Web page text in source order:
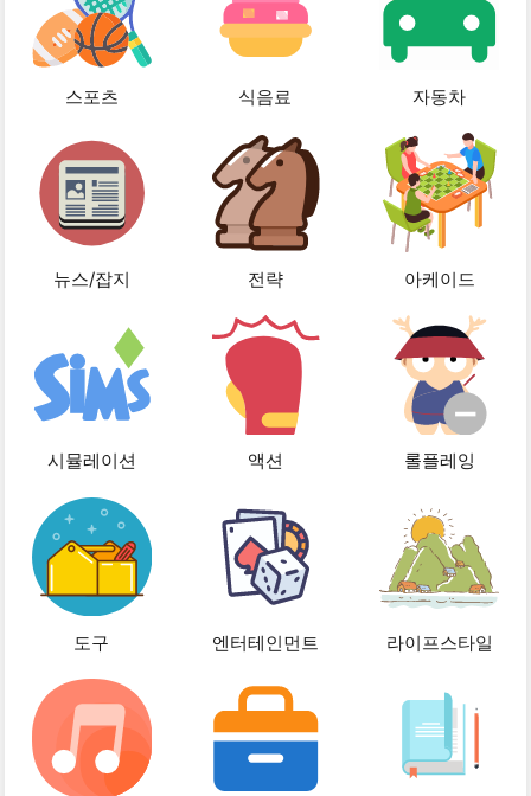
스포츠 식음료 자동차
뉴스/잡지 전략 아케이드
시뮬레이션 액션 롤플레잉
도구 엔터테인먼트 라이프스타일